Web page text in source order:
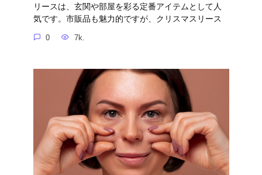
リースは、玄関や部屋を彩る定番アイテムとして人
気です。市販品も魅力的ですが、クリスマスリース
0 7k.